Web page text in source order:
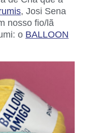
, Josi Sena
nosso fio/lã
o BALLOON